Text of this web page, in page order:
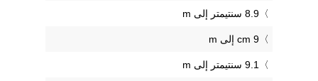
8.9 سنتيمتر إلى m
9 cm إلى m
9.1 سنتيمتر إلى m